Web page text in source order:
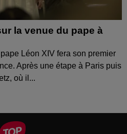
la venue du pape à
Léon XIV fera son premier
Après une étape à Paris puis
où il...